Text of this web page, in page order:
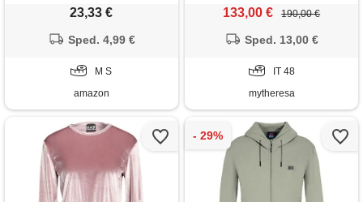
lunghe con cerniera grunge
cappuccio cappotto
23,33 €
Sped. 4,99 €
M S
amazon
133,00 € 190,00 €
Sped. 13,00 €
IT 48
mytheresa